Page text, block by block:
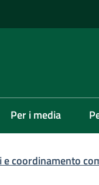
Per i media
coordinamento